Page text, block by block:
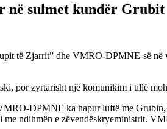
sulmet kundër Grubit
të Zjarrit” dhe VMRO-DPMNE-së
por zyrtarisht një komunikim i tillë
DPMNE ka hapur luftë me
ndihmën e zëvendëskryeministrit.